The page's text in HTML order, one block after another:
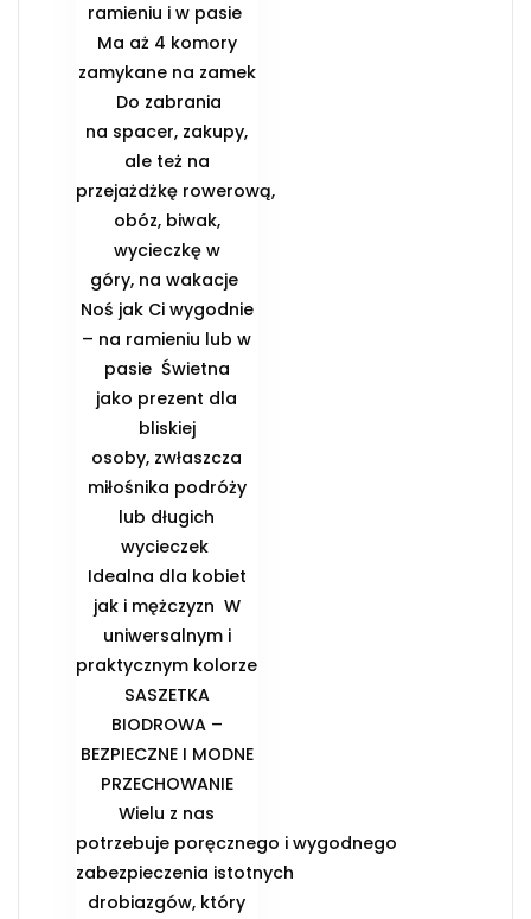
ramieniu i w pasie ️
Ma aż 4 komory
zamykane na zamek
️ Do zabrania
na spacer, zakupy,
ale też na
przejażdżkę rowerową,
obóz, biwak,
wycieczkę w
góry, na wakacje ️
Noś jak Ci wygodnie
– na ramieniu lub w
pasie ️ Świetna
jako prezent dla
bliskiej
osoby, zwłaszcza
miłośnika podróży
lub długich
wycieczek ️
Idealna dla kobiet
jak i mężczyzn ️ W
uniwersalnym i
praktycznym kolorze
️SASZETKA
BIODROWA –
BEZPIECZNE I MODNE
PRZECHOWANIE️
Wielu z nas
potrzebuje poręcznego i wygodnego
zabezpieczenia istotnych
drobiazgów, który